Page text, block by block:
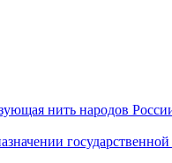
нить народов